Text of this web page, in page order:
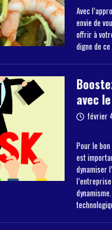
Avec
envie de
offrir à
digne de
avec
février
Pour le
est
dynamiser